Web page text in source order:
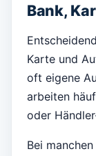
Bank,
Karte und
oft eigene
arbeiten
oder
Bei